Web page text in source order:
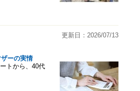
ーの実情
更新日：2026/07/13
トから、40代